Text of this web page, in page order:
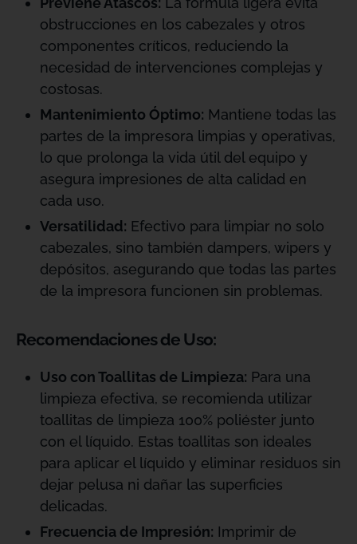
obstrucciones en los cabezales y otros
componentes críticos, reduciendo la
necesidad de intervenciones complejas y
costosas.
Mantenimiento Óptimo: Mantiene todas las
partes de la impresora limpias y operativas,
lo que prolonga la vida útil del equipo y
asegura impresiones de alta calidad en
cada uso.
Versatilidad: Efectivo para limpiar no solo
cabezales, sino también dampers, wipers y
depósitos, asegurando que todas las partes
de la impresora funcionen sin problemas.
Recomendaciones de Uso:
Uso con Toallitas de Limpieza: Para una
limpieza efectiva, se recomienda utilizar
toallitas de limpieza 100% poliéster junto
con el líquido. Estas toallitas son ideales
para aplicar el líquido y eliminar residuos sin
dejar pelusa ni dañar las superficies
delicadas.
Frecuencia de Impresión: Imprimir de